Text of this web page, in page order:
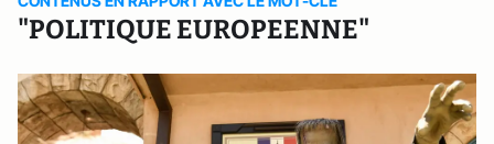
"POLITIQUE EUROPEENNE"